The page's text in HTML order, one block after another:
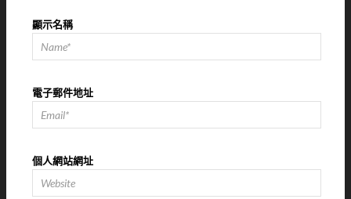
顯示名稱
電子郵件地址
個人網站網址